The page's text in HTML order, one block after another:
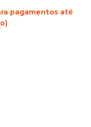
pagamentos até